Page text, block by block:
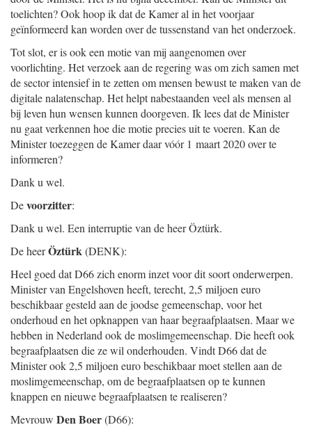
toelichten? Ook hoop ik dat de Kamer al in het voorjaar
geïnformeerd kan worden over de tussenstand van het onderzoek.
Tot slot, er is ook een motie van mij aangenomen over
voorlichting. Het verzoek aan de regering was om zich samen met
de sector intensief in te zetten om mensen bewust te maken van de
digitale nalatenschap. Het helpt nabestaanden veel als mensen al
bij leven hun wensen kunnen doorgeven. Ik lees dat de Minister
nu gaat verkennen hoe die motie precies uit te voeren. Kan de
Minister toezeggen de Kamer daar vóór 1 maart 2020 over te
informeren?
Dank u wel.
Devoorzitter:
Dank u wel. Een interruptie van de heer Öztürk.
De heerÖztürk(DENK):
Heel goed dat D66 zich enorm inzet voor dit soort onderwerpen.
Minister van Engelshoven heeft, terecht, 2,5 miljoen euro
beschikbaar gesteld aan de joodse gemeenschap, voor het
onderhoud en het opknappen van haar begraafplaatsen. Maar we
hebben in Nederland ook de moslimgemeenschap. Die heeft ook
begraafplaatsen die ze wil onderhouden. Vindt D66 dat de
Minister ook 2,5 miljoen euro beschikbaar moet stellen aan de
moslimgemeenschap, om de begraafplaatsen op te kunnen
knappen en nieuwe begraafplaatsen te realiseren?
Mevrouw Den Boer(D66):